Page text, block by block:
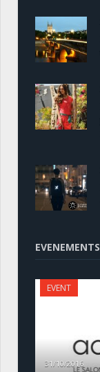
EVENEMENTS
EVENT
31/10/2016